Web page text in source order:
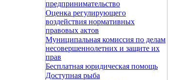
предпринимательство
Оценка регулирующего
воздействия нормативных
правовых актов
Муниципальная комиссия по делам
несовершеннолетних и защите их
прав
Бесплатная юридическая помощь
Доступная рыба